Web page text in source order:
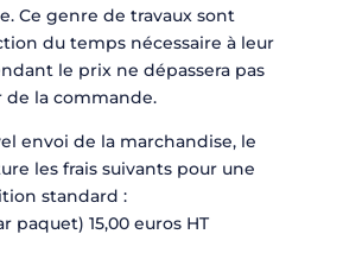
Ce genre de travaux sont
du temps nécessaire à leur
le prix ne dépassera pas
de la commande.
envoi de la marchandise, le
les frais suivants pour une
standard :
paquet) 15,00 euros HT